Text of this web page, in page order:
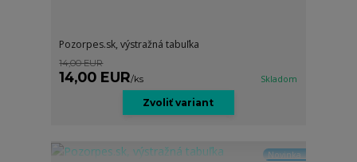
Pozorpes.sk, výstražná tabuľka
14,00 EUR
14,00 EUR/ks Skladom
Zvoliť variant
Novinka